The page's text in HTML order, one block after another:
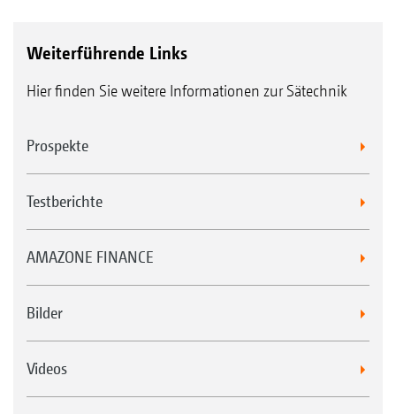
Weiterführende Links
Hier finden Sie weitere Informationen zur Sätechnik
Prospekte
Testberichte
AMAZONE FINANCE
Bilder
Videos